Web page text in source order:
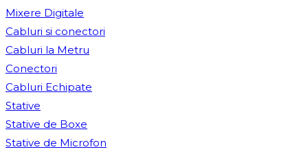
Mixere Digitale
Cabluri si conectori
Cabluri la Metru
Conectori
Cabluri Echipate
Stative
Stative de Boxe
Stative de Microfon